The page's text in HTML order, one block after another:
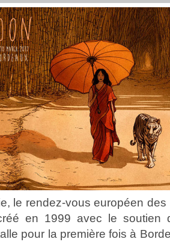
le rendez-vous européen
en 1999 avec le soutien
pour la première fois à